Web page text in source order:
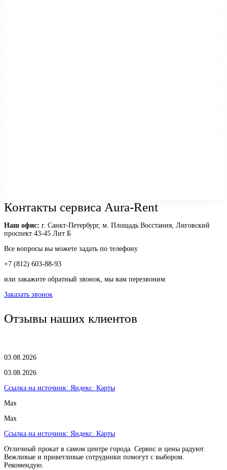
Контакты сервиса Aura-Rent
Наш офис: г. Санкт-Петербург, м. Площадь Восстания, Лиговский
проспект 43-45 Лит Б
Все вопросы вы можете задать по телефону
+7 (812) 603-88-93
или закажите обратный звонок, мы вам перезвоним
Заказать звонок
Отзывы наших клиентов
03.08.2026
03.08.2026
Ссылка на источник: Яндекс. Карты
Max
Max
Ссылка на источник: Яндекс. Карты
Отличный прокат в самом центре города. Сервис и цены радуют.
Вежливые и приветливые сотрудники помогут с выбором.
Рекомендую.